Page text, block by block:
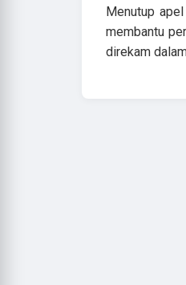
Menutup
membantu
direkam